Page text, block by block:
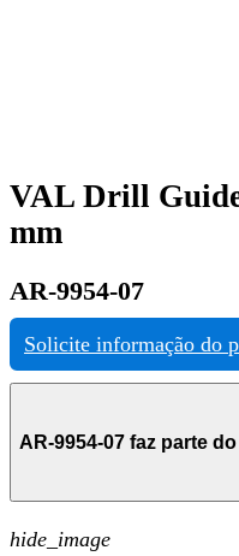
VAL Drill
mm
AR-9954-07
Solicite informação do
AR-9954-07 faz parte
hide_image